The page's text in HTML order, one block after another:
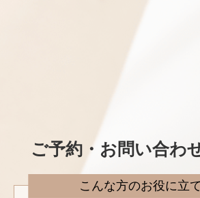
ご予約・お問い合わ
こんな方のお役に立